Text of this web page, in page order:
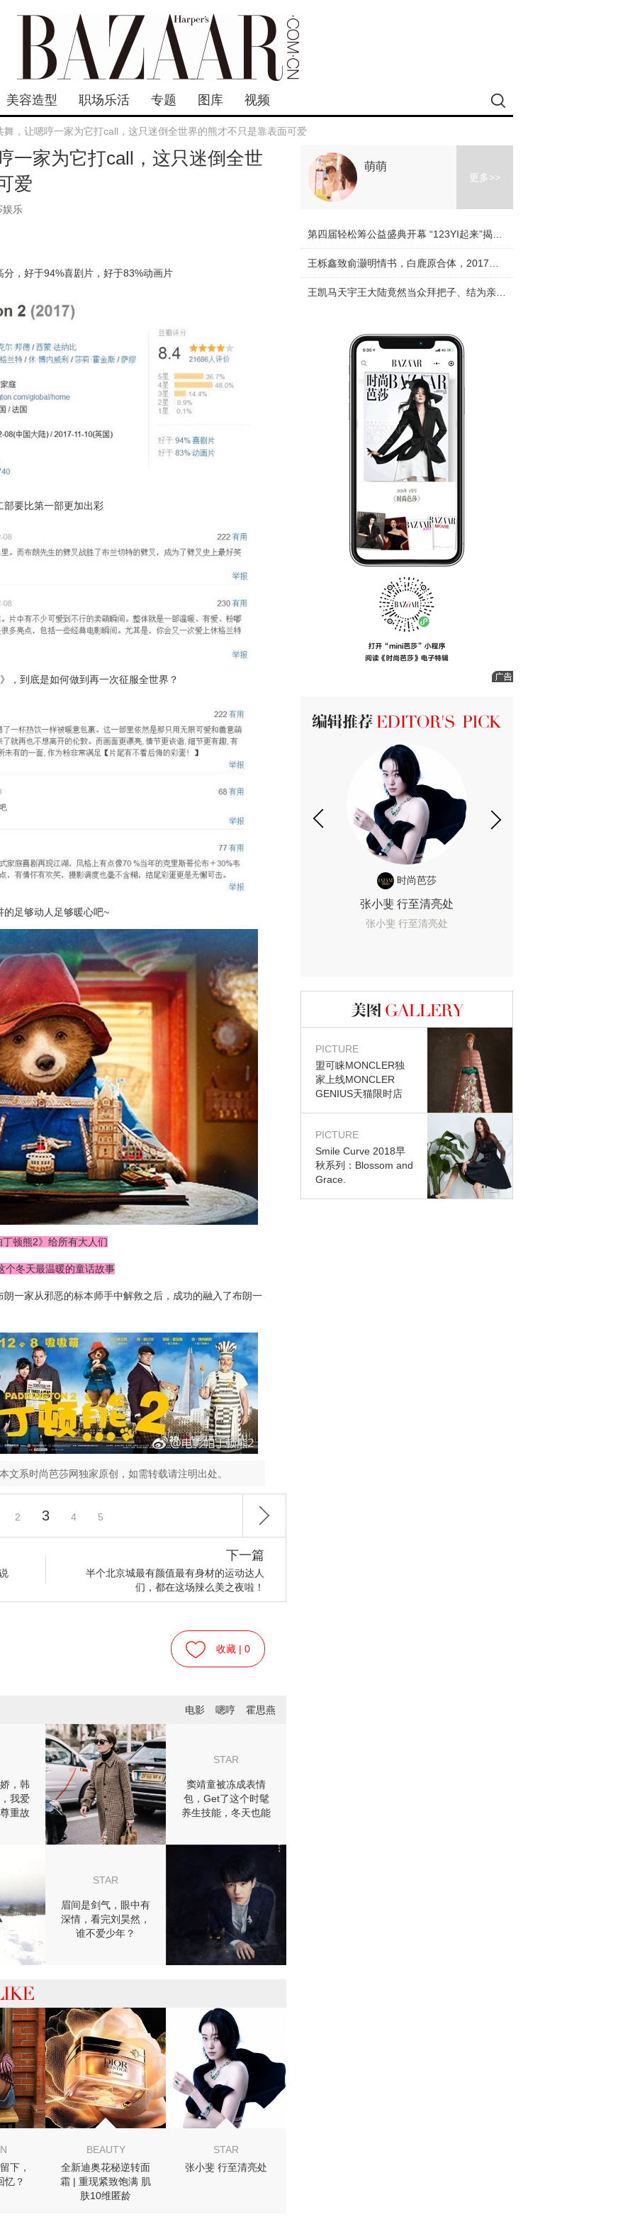
美容造型 职场乐活 专题 图库 视频
舞，让嗯哼一家为它打call，这只迷倒全世界的熊才不只是靠表面可爱
一家为它打call，这只迷倒全世
爱
娱乐
，好于94%喜剧片，好于83%动画片
部要比第一部更加出彩
，到底是如何做到再一次征服全世界？
足够动人足够暖心吧~
丁顿熊2》给所有大人们
个冬天最温暖的童话故事
一家从邪恶的标本师手中解救之后，成功的融入了布朗一
文系时尚芭莎网独家原创，如需转载请注明出处。
2 3 4 5
下一篇
半个北京城最有颜值最有身材的运动达人
们，都在这场辣么美之夜啦！
收藏 | 0
电影 嗯哼 霍思燕
，韩
我爱
重故
STAR
窦靖童被冻成表情
包，Get了这个时髦
养生技能，冬天也能
STAR
眉间是剑气，眼中有
深情，看完刘昊然，
谁不爱少年？
能喜欢
下，
忆？
BEAUTY
全新迪奥花秘逆转面
霜 | 重现紧致饱满 肌
肤10维匿龄
STAR
张小斐 行至清亮处
萌萌
更多>>
时尚芭莎
张小斐 行至清亮处
张小斐 行至清亮处
图库
PICTURE
盟可睐MONCLER独
家上线MONCLER
GENIUS天猫限时店
PICTURE
Smile Curve 2018早
秋系列：Blossom and
Grace.